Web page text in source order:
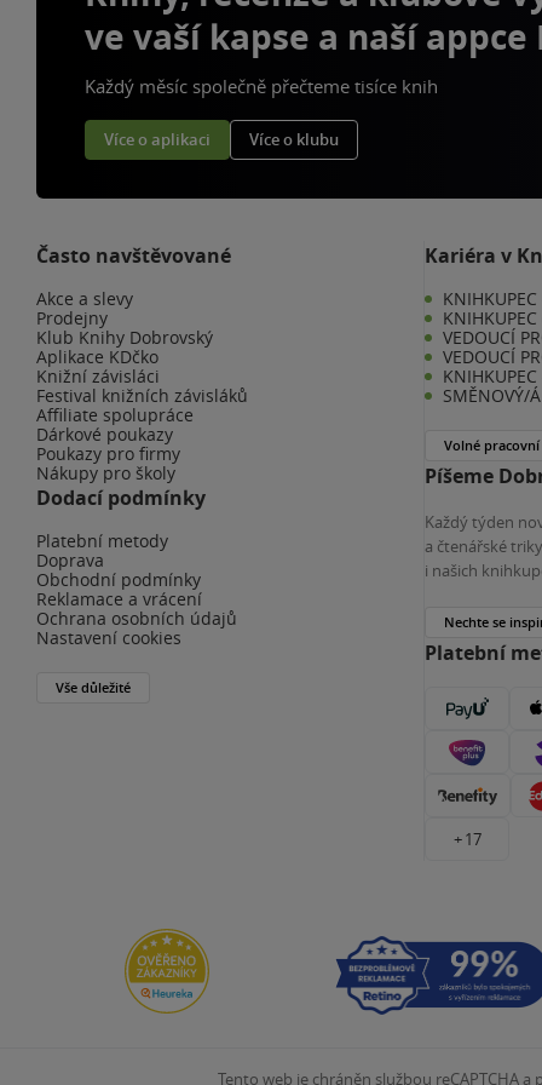
ve vaší kapse a naší appce
Každý měsíc společně přečteme tisíce knih
Více o aplikaci Více o klubu
Často navštěvované
Akce a slevy
Prodejny
Klub Knihy Dobrovský
Aplikace KDčko
Knižní závisláci
Festival knižních závisláků
Affiliate spolupráce
Dárkové poukazy
Poukazy pro firmy
Nákupy pro školy
Dodací podmínky
Platební metody
Doprava
Obchodní podmínky
Reklamace a vrácení
Ochrana osobních údajů
Nastavení cookies
Vše důležité
Kariéra v
KNIHKUPEC
VEDOUCÍ
VEDOUCÍ
SMĚNOVÝ/
Volné pracovní
Píšeme
Každý týden
a čtenářské
i našich
Nechte se
Platební
+ 17
Tento web je chráněn službou reCAPTCHA a